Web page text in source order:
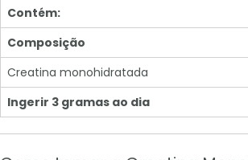
Contém:
Composição
Creatina monohidratada
Ingerir 3 gramas ao dia